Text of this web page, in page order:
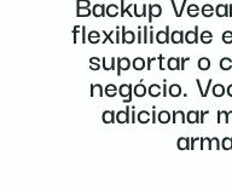
flexibilidade
suportar o
negócio.
adicionar